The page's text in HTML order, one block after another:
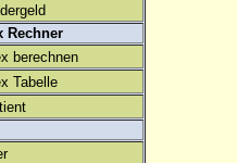
Rechner
berechnen
Tabelle